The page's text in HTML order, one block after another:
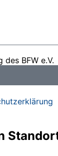
BFW e.V.